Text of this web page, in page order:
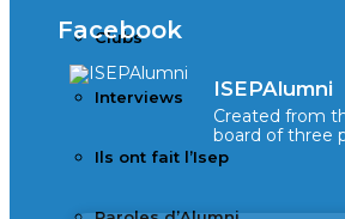
Clubs
Interviews
Ils ont fait l’Isep
Facebook
ISEPAlumni
Created from
board of three